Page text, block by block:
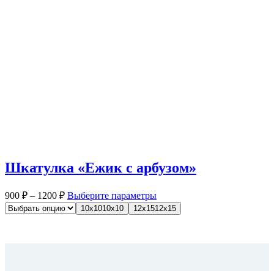
Шкатулка «Ежик с арбузом»
900 ₽ – 1200 ₽Диапазон
цен:
900 ₽
Выберите параметрыЭтот
товар
имеет
10х1010х10 12х1512х15